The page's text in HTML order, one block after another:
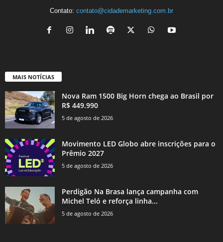
Contato: contato@cidademarketing.com.br
MAIS NOTÍCIAS
Nova Ram 1500 Big Horn chega ao Brasil por
R$ 449.990
5 de agosto de 2026
Movimento LED Globo abre inscrições para o
Prêmio 2027
5 de agosto de 2026
Perdigão Na Brasa lança campanha com
Michel Teló e reforça linha...
5 de agosto de 2026